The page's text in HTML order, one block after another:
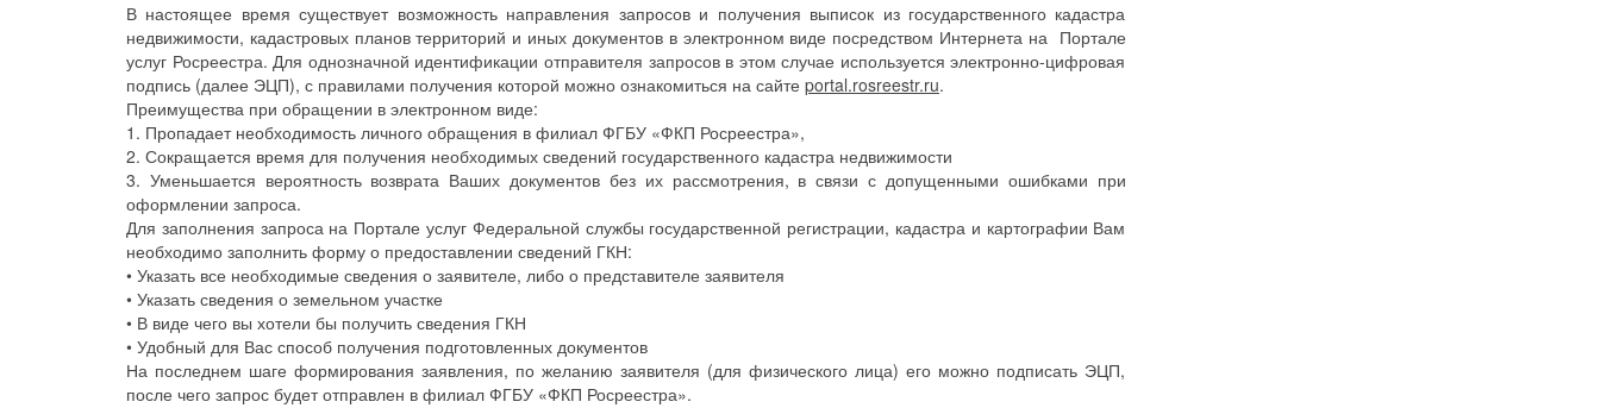
В настоящее время существует возможность направления запросов и получения выписок из государственного кадастра
недвижимости, кадастровых планов территорий и иных документов в электронном виде посредством Интернета на Портале
услуг Росреестра. Для однозначной идентификации отправителя запросов в этом случае используется электронно-цифровая
подпись (далее ЭЦП), с правилами получения которой можно ознакомиться на сайте portal.rosreestr.ru.
Преимущества при обращении в электронном виде:
1. Пропадает необходимость личного обращения в филиал ФГБУ «ФКП Росреестра»,
2. Сокращается время для получения необходимых сведений государственного кадастра недвижимости
3. Уменьшается вероятность возврата Ваших документов без их рассмотрения, в связи с допущенными ошибками при
оформлении запроса.
Для заполнения запроса на Портале услуг Федеральной службы государственной регистрации, кадастра и картографии Вам
необходимо заполнить форму о предоставлении сведений ГКН:
• Указать все необходимые сведения о заявителе, либо о представителе заявителя
• Указать сведения о земельном участке
• В виде чего вы хотели бы получить сведения ГКН
• Удобный для Вас способ получения подготовленных документов
На последнем шаге формирования заявления, по желанию заявителя (для физического лица) его можно подписать ЭЦП,
после чего запрос будет отправлен в филиал ФГБУ «ФКП Росреестра».